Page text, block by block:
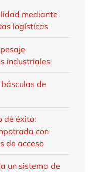
mediante
logísticas
industriales
de
de éxito:
con
de acceso
un sistema de